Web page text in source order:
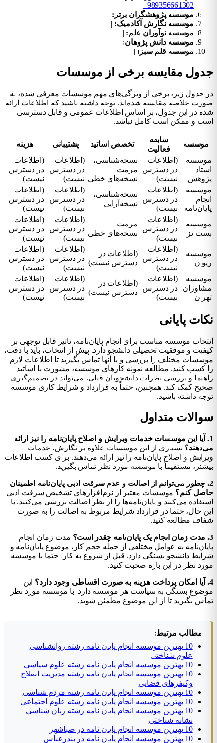
+989356661302
موسسه پژوهشگران برتر: |
موسسه نگارش آکادمیک: |
موسسه نوآوران علم: |
موسسه دانش پژوهان: |
موسسه قلم سبز: |
جدول مقایسه برخی از موسسات
در جدول زیر، برخی از ویژگی‌های مهم موسسات معرفی شده، به
صورت خلاصه مقایسه شده‌اند. توجه داشته باشید که اطلاعات ارائه
شده در این جدول، بر اساس اطلاعات عمومی و قابل دسترسی
است و ممکن است کامل نباشد.
موسسه
سابقه
فعالیت
تخصص اساتید پشتیبانی
هزینه
موسسه
استاد
پژوهش
(اطلاعات
در دسترس
نیست)
نسخه‌شناسی،
مرمت
نسخه‌های خطی
(اطلاعات
در دسترس
نیست)
(اطلاعات
در دسترس
نیست)
موسسه
انجام
پایان‌نامه
(اطلاعات
در دسترس
نیست)
نسخه‌شناسی،
نسخه‌آرایی
(اطلاعات
در دسترس
نیست)
(اطلاعات
در دسترس
نیست)
موسسه
بست تز
(اطلاعات
در دسترس
نیست)
مرمت
نسخه‌های خطی
(اطلاعات
در دسترس
نیست)
(اطلاعات
در دسترس
نیست)
موسسه
ریوان
(اطلاعات
در دسترس
نیست)
(اطلاعات در
دسترس نیست)
(اطلاعات
در دسترس
نیست)
(اطلاعات
در دسترس
نیست)
موسسه
مشاوران
تهران
(اطلاعات
در دسترس
نیست)
(اطلاعات در
دسترس نیست)
(اطلاعات
در دسترس
نیست)
(اطلاعات
در دسترس
نیست)
نکات پایانی
انتخاب موسسه مناسب برای انجام پایان‌نامه، تاثیر قابل توجهی بر
کیفیت و موفقیت تحصیلی دانشجو دارد. پیش از انتخاب، باید با دقت،
موسسات مختلف را بررسی و با آنها تماس بگیرید تا اطلاعات لازم
را کسب کنید. مطالعه نمونه کارهای موسسه، مشورت با اساتید
راهنما و بررسی نظرات دانشجویان قبلی، می‌تواند در تصمیم‌گیری
صحیح کمک کند. همچنین، حتماً به قرارداد و شرایط کاری موسسه
توجه داشته باشید.
سوالات متداول
1. آیا این موسسات خدمات ویرایش و اصلاح پایان‌نامه را نیز ارائه
می‌دهند؟ بسیاری از این موسسات علاوه بر نگارش، خدمات
ویرایش و اصلاح پایان‌نامه را نیز ارائه می‌دهند. برای کسب اطلاعات
بیشتر، مستقیماً با موسسه مورد نظر تماس بگیرید.
2. چطور می‌توانم از اصالت و عدم سرقت ادبی پایان‌نامه اطمینان
حاصل کنم؟ موسسات معتبر از نرم‌افزارهای تشخیص سرقت ادبی
استفاده می‌کنند و پایان‌نامه‌ها را از نظر اصالت بررسی می‌کنند. با
این حال، حتما در قرارداد شرایط مربوط به اصالت را به صورت
شفاف مطالعه کنید.
3. مدت زمان انجام یک پایان‌نامه چقدر است؟
مدت زمان انجام
پایان‌نامه به عوامل مختلفی از جمله حجم کار، موضوع پایان‌نامه و
شرایط دانشجو بستگی دارد. قبل از شروع به کار، حتما با موسسه
مورد نظر در این باره صحبت کنید.
4. آیا امکان پرداخت هزینه به صورت اقساطی وجود دارد؟
این
موضوع بستگی به سیاست هر موسسه دارد. با موسسه مورد نظر
تماس بگیرید تا از این موضوع مطمئن شوید.
مطالب مرتبط:
10 بهترین موسسه انجام پایان نامه رشته روانشناسی
علوم شناختی
10 بهترین موسسه انجام پایان نامه رشته علوم سیاسی
10 بهترین موسسه انجام پایان نامه رشته مدیریت اصلاح
وکیفرهای قضایی
10 بهترین موسسه انجام پایان نامه رشته مردم شناسی
10 بهترین موسسه انجام پایان نامه رشته علوم اجتماعی
10 بهترین موسسه انجام پایان نامه رشته زبان شناسی
نشانه شناختی
10 بهترین موسسه انجام پایان نامه در صباشهر
10 بهترین موسسه انجام پایان نامه در بندرعباس